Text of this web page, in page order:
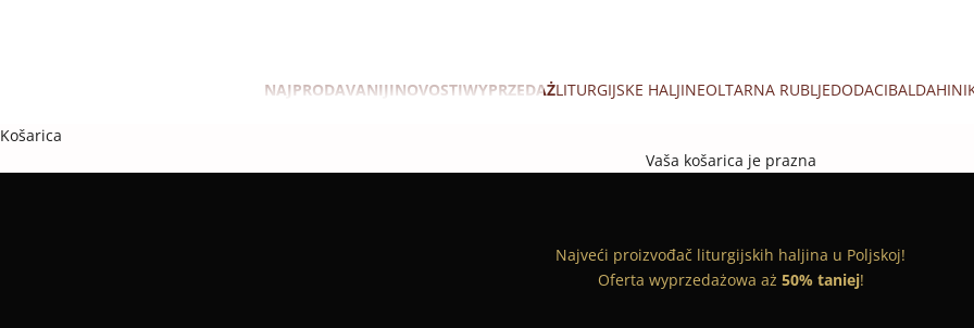
NAJPRODAVANIJINOVOSTIWYPRZEDAŻLITURGIJSKE HALJINEOLTARNA RUBLJEDODACIBALDAHINI
Košarica
Vaša košarica je prazna
Najveći proizvođač liturgijskih haljina u Poljskoj!
Oferta wyprzedażowa aż 50% taniej!